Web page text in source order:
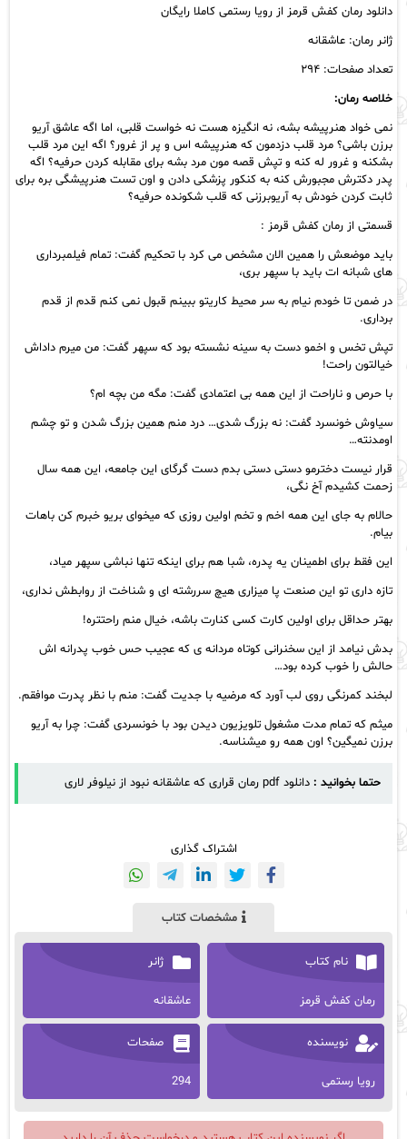
رایگان
عدد
دانلود رمان کفش قرمز از رویا رستمی کاملا رایگان
ژانر رمان: عاشقانه
تعداد صفحات: ۲۹۴
خلاصه رمان:
نمی خواد هنرپیشه بشه، نه انگیزه هست نه خواست قلبی، اما اگه عاشق آریو
برزن باشی؟ مرد قلب دزدمون که هنرپیشه اس و پر از غرور؟ اگه این مرد قلب
بشکنه و غرور له کنه و تپش قصه مون مرد بشه برای مقابله کردن حرفیه؟ اگه
پدر دکترش مجبورش کنه به کنکور پزشکی دادن و اون تست هنرپیشگی بره برای
ثابت کردن خودش به آریوبرزنی که قلب شکونده حرفیه؟
قسمتی از رمان کفش قرمز :
باید موضعش را همین الان مشخص می کرد با تحکیم گفت: تمام فیلمبرداری
های شبانه ات باید با سپهر بری،
در ضمن تا خودم نیام به سر محیط کاریتو ببینم قبول نمی کنم قدم از قدم
برداری.
تپش تخس و اخمو دست به سینه نشسته بود که سپهر گفت: من میرم داداش
خیالتون راحت!
با حرص و ناراحت از این همه بی اعتمادی گفت: مگه من بچه ام؟
سیاوش خونسرد گفت: نه بزرگ شدی… درد منم همین بزرگ شدن و تو چشم
اومدنته…
قرار نیست دخترمو دستی دستی بدم دست گرگای این جامعه، این همه سال
زحمت کشیدم آخ نگی،
حالام به جای این همه اخم و تخم اولین روزی که میخوای بریو خبرم کن باهات
بیام.
این فقط برای اطمینان یه پدره، شبا هم برای اینکه تنها نباشی سپهر میاد،
تازه داری تو این صنعت پا میزاری هیچ سررشته ای و شناخت از روابطش نداری،
بهتر حداقل برای اولین کارت کسی کنارت باشه، خیال منم راحتتره!
بدش نیامد از این سخنرانی کوتاه مردانه ی که عجیب حس خوب پدرانه اش
حالش را خوب کرده بود…
لبخند کمرنگی روی لب آورد که مرضیه با جدیت گفت: منم با نظر پدرت موافقم.
میثم که تمام مدت مشغول تلویزیون دیدن بود با خونسردی گفت: چرا به آریو
برزن نمیگین؟ اون همه رو میشناسه.
حتما بخوانید : دانلود pdf رمان قراری که عاشقانه نبود از نیلوفر لاری
اشتراک گذاری
مشخصات کتاب
نام کتاب
رمان کفش قرمز
ژانر
عاشقانه
نویسنده
رویا رستمی
صفحات
294